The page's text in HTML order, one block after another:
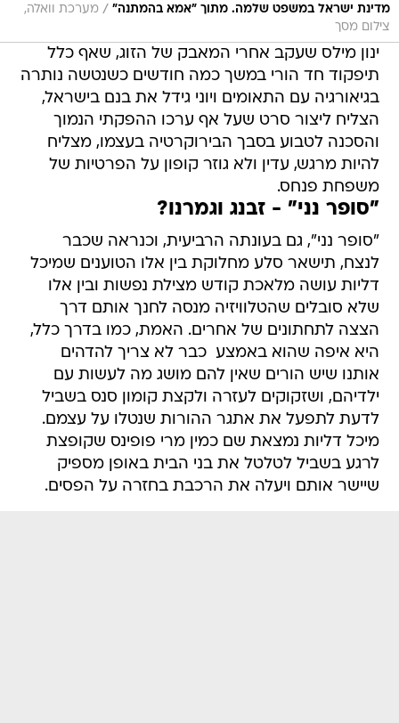
מדינת ישראל במשפט שלמה. מתוך "אמא בהמתנה" / מערכת וואלה,
צילום מסך
ינון מילס שעקב אחרי המאבק של הזוג, שאף כלל
תיפקוד חד הורי במשך כמה חודשים כשנטשה נותרה
בגיאורגיה עם התאומים ויוני גידל את בנם בישראל,
הצליח ליצור סרט שעל אף ערכו ההפקתי הנמוך
והסכנה לטבוע בסבך הבירוקרטיה בעצמו, מצליח
להיות מרגש, עדין ולא גוזר קופון על הפרטיות של
משפחת פנחס.
"סופר נני" - זבנג וגמרנו?
"סופר נני", גם בעונתה הרביעית, וכנראה שכבר
לנצח, תישאר סלע מחלוקת בין אלו הטוענים שמיכל
דליות עושה מלאכת קודש מצילת נפשות ובין אלו
שלא סובלים שהטלוויזיה מנסה לחנך אותם דרך
הצצה לתחתונים של אחרים. האמת, כמו בדרך כלל,
היא איפה שהוא באמצע  כבר לא צריך להדהים
אותנו שיש הורים שאין להם מושג מה לעשות עם
ילדיהם, ושזקוקים לעזרה ולקצת קומון סנס בשביל
לדעת לתפעל את אתגר ההורות שנטלו על עצמם.
מיכל דליות נמצאת שם כמין מרי פופינס שקופצת
לרגע בשביל לטלטל את בני הבית באופן מספיק
שיישר אותם ויעלה את הרכבת בחזרה על הפסים.